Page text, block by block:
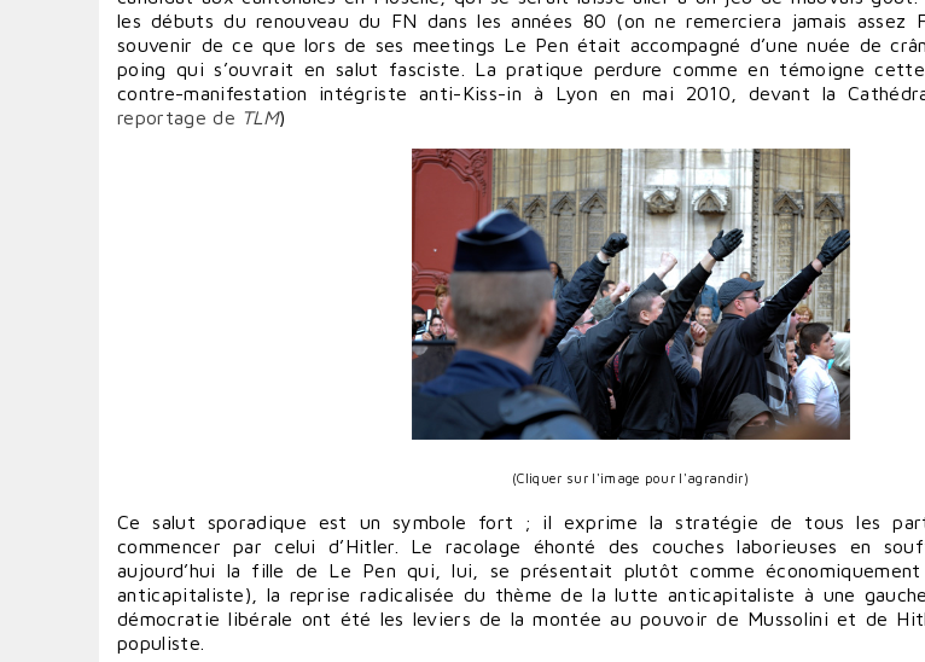
les débuts du renouveau du FN dans les années 80 (on ne remerciera jamais assez
souvenir de ce que lors de ses meetings Le Pen était accompagné d’une nuée de
poing qui s’ouvrait en salut fasciste. La pratique perdure comme en témoigne
contre-manifestation intégriste anti-Kiss-in à Lyon en mai 2010, devant la
reportage de TLM)
(Cliquer sur l'image pour l'agrandir)
Ce salut sporadique est un symbole fort ; il exprime la stratégie de tous les
commencer par celui d’Hitler. Le racolage éhonté des couches laborieuses en
aujourd’hui la fille de Le Pen qui, lui, se présentait plutôt comme
anticapitaliste), la reprise radicalisée du thème de la lutte anticapitaliste à une
démocratie libérale ont été les leviers de la montée au pouvoir de Mussolini et de
populiste.